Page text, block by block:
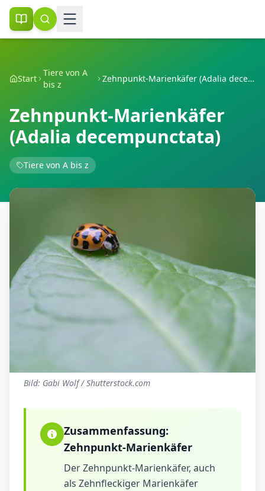
Start
Tiere von A
bis z
Zehnpunkt-Marienkäfer (Adalia decempunctata)
Zehnpunkt-Marienkäfer
(Adalia decempunctata)
Tiere von A bis z
Bild: Gabi Wolf / Shutterstock.com
Zusammenfassung:
Zehnpunkt-Marienkäfer
Der Zehnpunkt-Marienkäfer, auch
als Zehnfleckiger Marienkäfer